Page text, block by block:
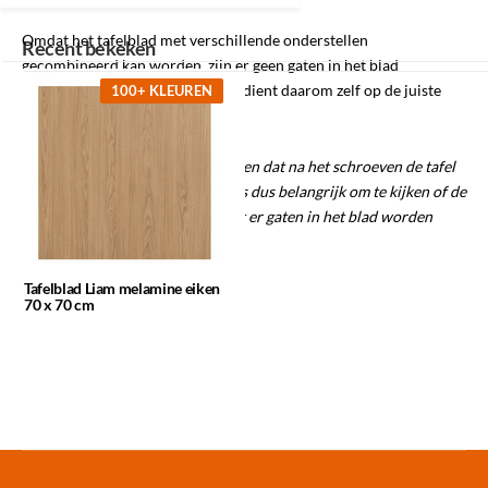
Omdat het tafelblad met verschillende onderstellen
gecombineerd kan worden, zijn er geen gaten in het blad
voorgeboord. Het tafelonderstel dient daarom zelf op de juiste
plek vastgeschroefd te worden.
Het is goed om te weten dat na het schroeven de tafel
niet meer te retourneren is. Het is dus belangrijk om te kijken of de
tafel past in het interieur voordat er gaten in het blad worden
Recent bekeken
Tafelblad Liam melamine eiken
70 x 70 cm
100+ KLEUREN